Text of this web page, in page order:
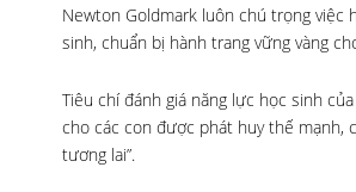
Newton Goldmark luôn chú trọng việc
sinh, chuẩn bị hành trang vững vàng
Tiêu chí đánh giá năng lực học sinh
cho các con được phát huy thế mạnh,
tương lai”.